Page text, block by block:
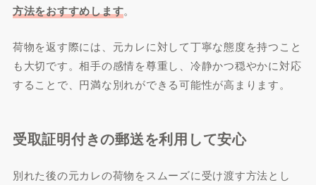
方法をおすすめします。
荷物を返す際には、元カレに対して丁寧な態度を持つこと
も大切です。相手の感情を尊重し、冷静かつ穏やかに対応
することで、円満な別れができる可能性が高まります。
受取証明付きの郵送を利用して安心
別れた後の元カレの荷物をスムーズに受け渡す方法とし